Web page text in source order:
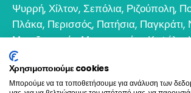
Ψυρρή, Χίλτον, Σεπόλια, Ριζούπολη,
Πλάκα, Περισσός, Πατήσια, Παγκράτι,
Μεταξουργείο,Μοναστηράκι,Κυψέλη,
Κολωνάκι
Βοτανικός
Χρησιμοποιούμε cookies
Μπορούμε να τα τοποθετήσουμε για ανάλυση των